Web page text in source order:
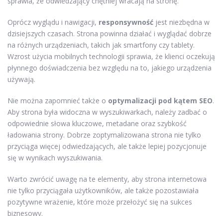
Oprócz wyglądu i nawigacji, responsywność jest niezbędna w
dzisiejszych czasach. Strona powinna działać i wyglądać dobrze
na różnych urządzeniach, takich jak smartfony czy tablety.
Wzrost użycia mobilnych technologii sprawia, że klienci oczekują
płynnego doświadczenia bez względu na to, jakiego urządzenia
używają.
Nie można zapomnieć także o optymalizacji pod kątem SEO.
Aby strona była widoczna w wyszukiwarkach, należy zadbać o
odpowiednie słowa kluczowe, metadane oraz szybkość
ładowania strony. Dobrze zoptymalizowana strona nie tylko
przyciąga więcej odwiedzających, ale także lepiej pozycjonuje
się w wynikach wyszukiwania.
Warto zwrócić uwagę na te elementy, aby strona internetowa
nie tylko przyciągała użytkowników, ale także pozostawiała
pozytywne wrażenie, które może przełożyć się na sukces
biznesowy.